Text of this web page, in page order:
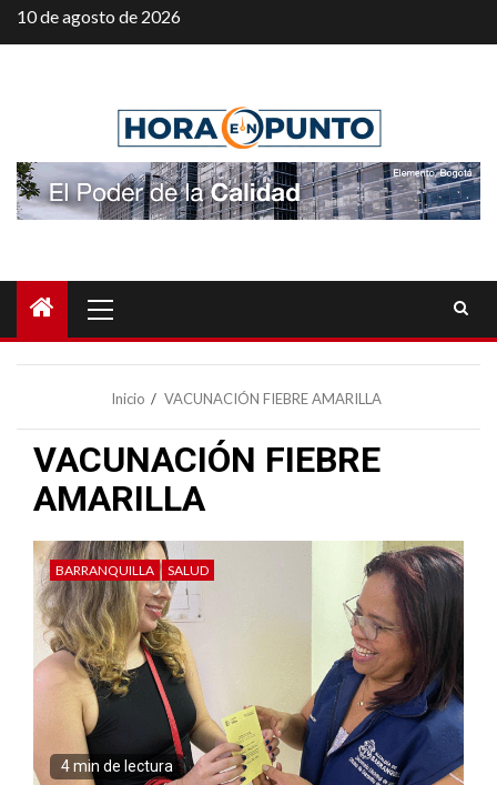
Saltar
al
10 de agosto de 2026
principal
Inicio VACUNACIÓN FIEBRE AMARILLA
VACUNACIÓN FIEBRE
AMARILLA
BARRANQUILLA SALUD
4 min de lectura